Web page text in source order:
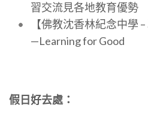
習交流見各地教育優勢
【佛教沈香林紀念中學
—Learning for Good
假日好去處：